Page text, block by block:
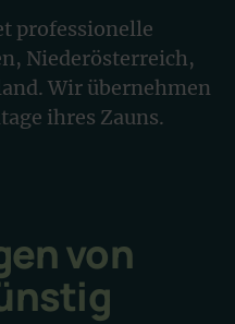
professionelle
Niederösterreich,
Wir übernehmen
ihres Zauns.
von